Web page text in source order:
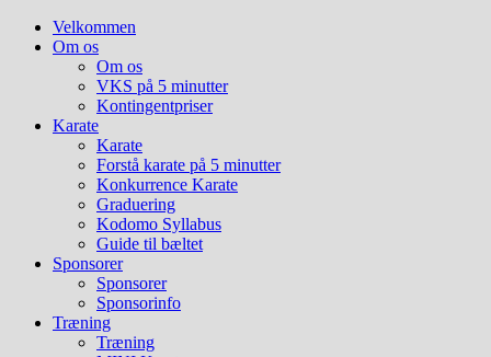
Hop
Velkommen
Om os
Om os
VKS på 5 minutter
Kontingentpriser
Karate
Karate
Forstå karate på 5 minutter
Konkurrence Karate
Graduering
Kodomo Syllabus
Guide til bæltet
Sponsorer
Sponsorer
Sponsorinfo
Træning
Træning